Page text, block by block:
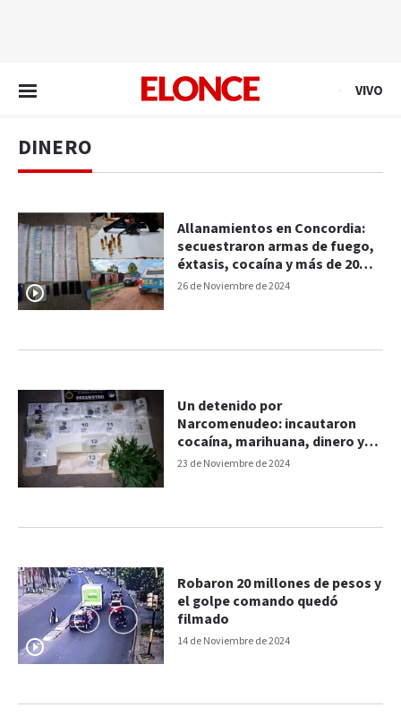
VIVO
DINERO
26 de Noviembre de 2024
Allanamientos en Concordia:
secuestraron armas de fuego,
éxtasis, cocaína y más de 20
millones de pesos
23 de Noviembre de 2024
Un detenido por
Narcomenudeo: incautaron
cocaína, marihuana, dinero y
una moto
14 de Noviembre de 2024
Robaron 20 millones de pesos y
el golpe comando quedó
filmado